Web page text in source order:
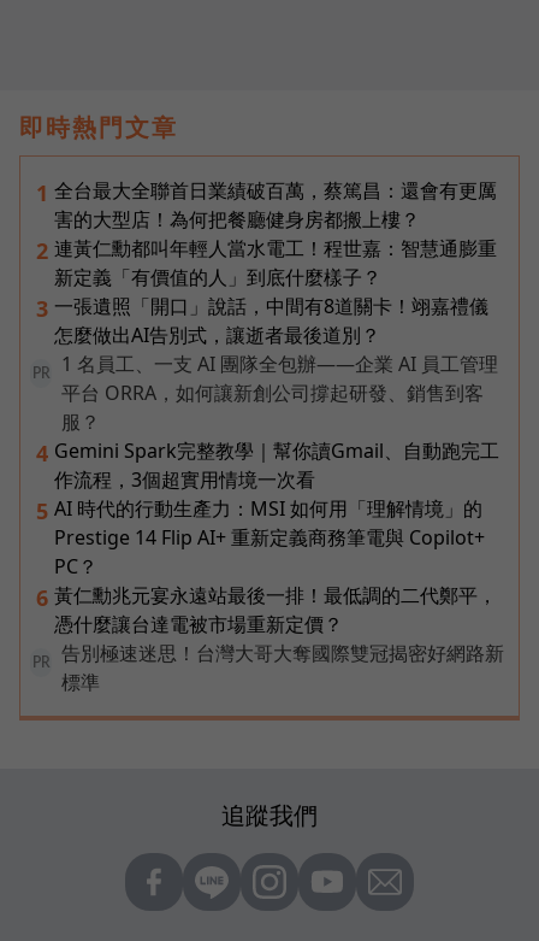
即時熱門文章
1 全台最大全聯首日業績破百萬，蔡篤昌：還會有更厲
害的大型店！為何把餐廳健身房都搬上樓？
2 連黃仁勳都叫年輕人當水電工！程世嘉：智慧通膨重
新定義「有價值的人」到底什麼樣子？
3 一張遺照「開口」說話，中間有8道關卡！翊嘉禮儀
怎麼做出AI告別式，讓逝者最後道別？
PR
1 名員工、一支 AI 團隊全包辦——企業 AI 員工管理
平台 ORRA，如何讓新創公司撐起研發、銷售到客
服？
4 Gemini Spark完整教學｜幫你讀Gmail、自動跑完工
作流程，3個超實用情境一次看
5 AI 時代的行動生產力：MSI 如何用「理解情境」的
Prestige 14 Flip AI+ 重新定義商務筆電與 Copilot+
PC？
6 黃仁勳兆元宴永遠站最後一排！最低調的二代鄭平，
憑什麼讓台達電被市場重新定價？
PR
告別極速迷思！台灣大哥大奪國際雙冠揭密好網路新
標準
追蹤我們